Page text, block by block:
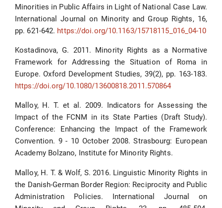
Minorities in Public Affairs in Light of National Case Law.
International Journal on Minority and Group Rights, 16,
pp. 621-642. https://doi.org/10.1163/15718115_016_04-10
Kostadinova, G. 2011. Minority Rights as a Normative
Framework for Addressing the Situation of Roma in
Europe. Oxford Development Studies, 39(2), pp. 163-183.
https://doi.org/10.1080/13600818.2011.570864
Malloy, H. T. et al. 2009. Indicators for Assessing the
Impact of the FCNM in its State Parties (Draft Study).
Conference: Enhancing the Impact of the Framework
Convention. 9 - 10 October 2008. Strasbourg: European
Academy Bolzano, Institute for Minority Rights.
Malloy, H. T. & Wolf, S. 2016. Linguistic Minority Rights in
the Danish-German Border Region: Reciprocity and Public
Administration Policies. International Journal on